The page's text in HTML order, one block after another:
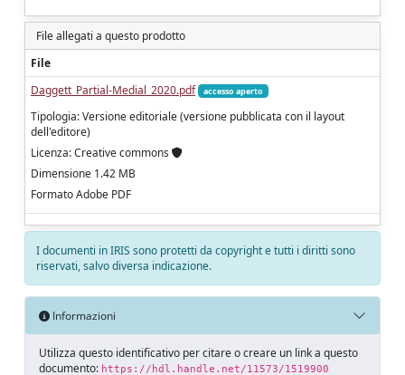
File allegati a questo prodotto
File
Daggett_Partial-Medial_2020.pdf
accesso aperto
Tipologia: Versione editoriale (versione pubblicata con il layout
dell'editore)
Licenza: Creative commons
Dimensione 1.42 MB
Formato Adobe PDF
I documenti in IRIS sono protetti da copyright e tutti i diritti sono
riservati, salvo diversa indicazione.
Informazioni
Utilizza questo identificativo per citare o creare un link a questo
documento: https://hdl.handle.net/11573/1519900